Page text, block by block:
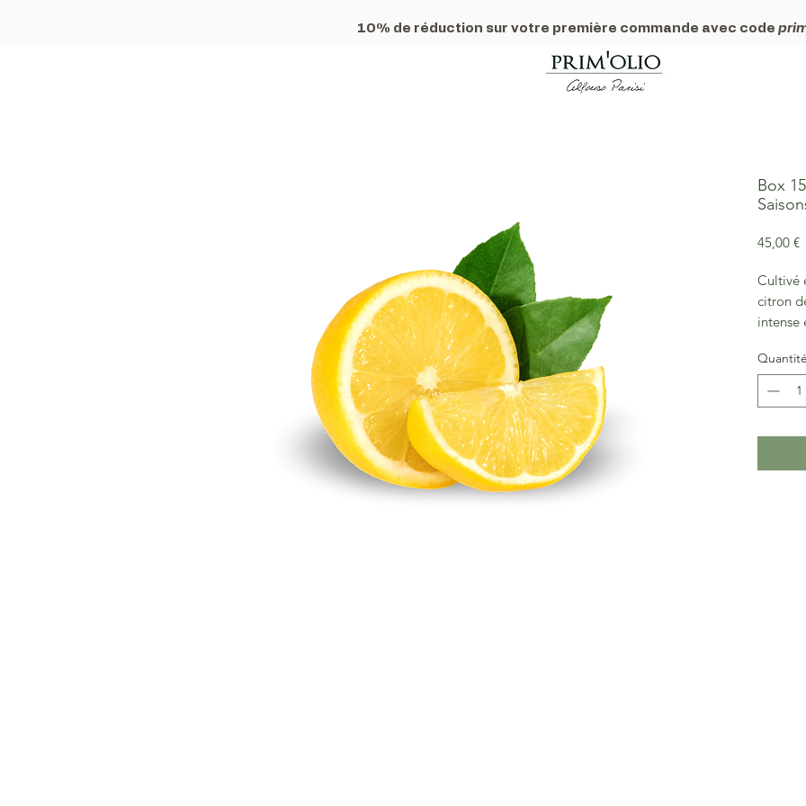
10% de réduction sur votre première commande avec code
Box
45,00 €
Cultivé
citron
intense
en
Si vous
Quantité